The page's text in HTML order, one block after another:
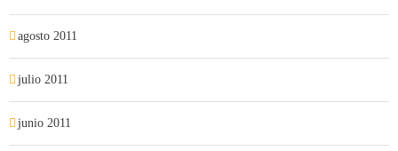
agosto 2011
julio 2011
junio 2011